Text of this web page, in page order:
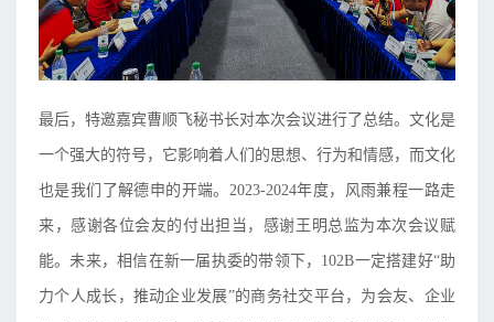
最后，特邀嘉宾曹顺飞秘书长对本次会议进行了总结。文化是
一个强大的符号，它影响着人们的思想、行为和情感，而文化
也是我们了解德申的开端。2023-2024年度，风雨兼程一路走
来，感谢各位会友的付出担当，感谢王明总监为本次会议赋
能。未来，相信在新一届执委的带领下，102B一定搭建好“助
力个人成长，推动企业发展”的商务社交平台，为会友、企业